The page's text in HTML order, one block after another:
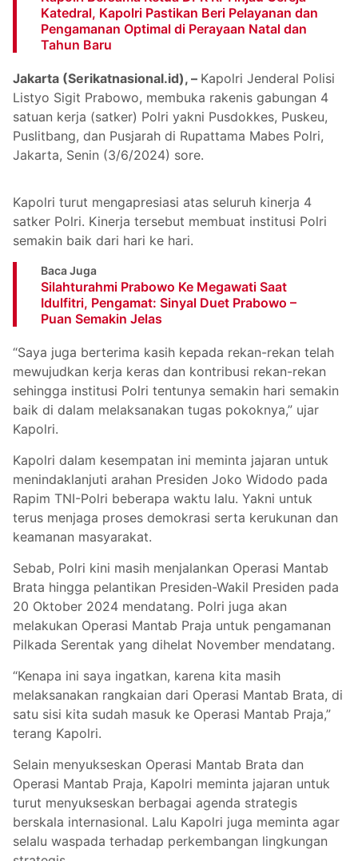
Katedral, Kapolri Pastikan Beri Pelayanan dan
Pengamanan Optimal di Perayaan Natal dan
Tahun Baru
Jakarta (Serikatnasional.id), – Kapolri Jenderal Polisi
Listyo Sigit Prabowo, membuka rakenis gabungan 4
satuan kerja (satker) Polri yakni Pusdokkes, Puskeu,
Puslitbang, dan Pusjarah di Rupattama Mabes Polri,
Jakarta, Senin (3/6/2024) sore.
Kapolri turut mengapresiasi atas seluruh kinerja 4
satker Polri. Kinerja tersebut membuat institusi Polri
semakin baik dari hari ke hari.
Baca Juga
Silahturahmi Prabowo Ke Megawati Saat
Idulfitri, Pengamat: Sinyal Duet Prabowo –
Puan Semakin Jelas
“Saya juga berterima kasih kepada rekan-rekan telah
mewujudkan kerja keras dan kontribusi rekan-rekan
sehingga institusi Polri tentunya semakin hari semakin
baik di dalam melaksanakan tugas pokoknya,” ujar
Kapolri.
Kapolri dalam kesempatan ini meminta jajaran untuk
menindaklanjuti arahan Presiden Joko Widodo pada
Rapim TNI-Polri beberapa waktu lalu. Yakni untuk
terus menjaga proses demokrasi serta kerukunan dan
keamanan masyarakat.
Sebab, Polri kini masih menjalankan Operasi Mantab
Brata hingga pelantikan Presiden-Wakil Presiden pada
20 Oktober 2024 mendatang. Polri juga akan
melakukan Operasi Mantab Praja untuk pengamanan
Pilkada Serentak yang dihelat November mendatang.
“Kenapa ini saya ingatkan, karena kita masih
melaksanakan rangkaian dari Operasi Mantab Brata, di
satu sisi kita sudah masuk ke Operasi Mantab Praja,”
terang Kapolri.
Selain menyukseskan Operasi Mantab Brata dan
Operasi Mantab Praja, Kapolri meminta jajaran untuk
turut menyukseskan berbagai agenda strategis
berskala internasional. Lalu Kapolri juga meminta agar
selalu waspada terhadap perkembangan lingkungan